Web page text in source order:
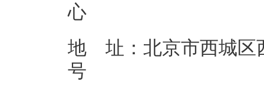
地 址：北京市西城区